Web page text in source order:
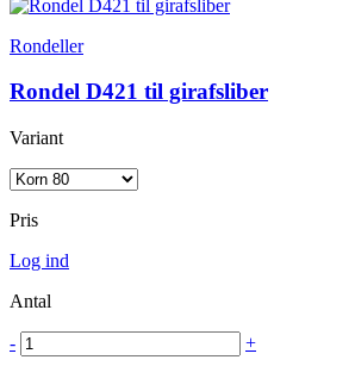
Rondeller
Rondel D421 til girafsliber
Variant
Pris
Log ind
Antal
- +